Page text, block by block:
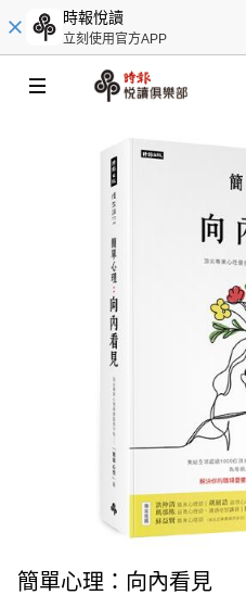
時報悅讀
立刻使用官方APP
簡單心理：向內看見